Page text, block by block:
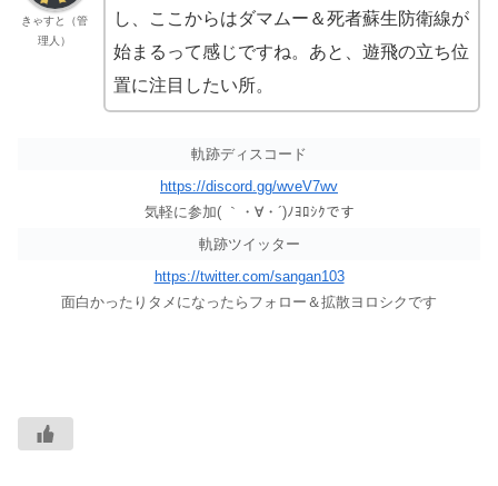
きゃすと（管
理人）
し、ここからはダマムー＆死者蘇生防衛線が
始まるって感じですね。あと、遊飛の立ち位
置に注目したい所。
軌跡ディスコード
https://discord.gg/wveV7wv
気軽に参加( ｀・∀・´)ﾉﾖﾛｼｸです
軌跡ツイッター
https://twitter.com/sangan103
面白かったりタメになったらフォロー＆拡散ヨロシクです